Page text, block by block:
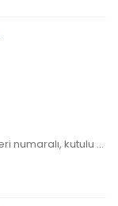
100-105-110-115-120-125-130 cm mevcuttur. Seri numaralı, kutulu ve sertifikalı olarak gönderilecektir.